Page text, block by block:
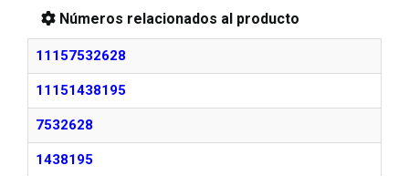
Números relacionados al producto
11157532628
11151438195
7532628
1438195